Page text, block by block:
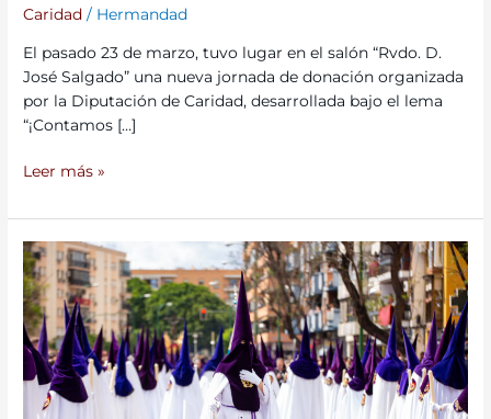
Caridad / Hermandad
El pasado 23 de marzo, tuvo lugar en el salón “Rvdo. D.
José Salgado” una nueva jornada de donación organizada
por la Diputación de Caridad, desarrollada bajo el lema
“¡Contamos […]
Leer más »
Cortejo
para
la
Semana
Santa
2026